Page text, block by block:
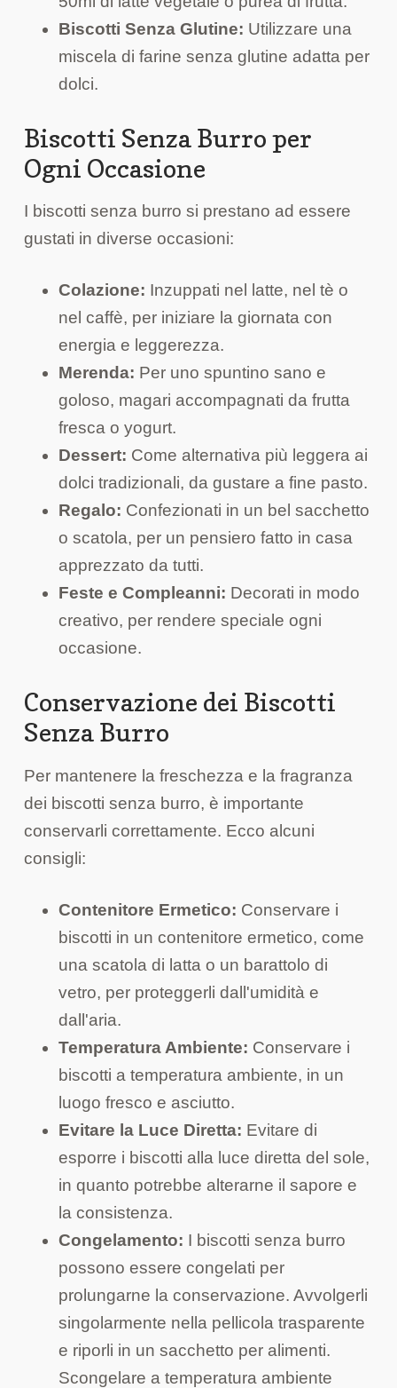
Biscotti Senza Glutine: Utilizzare una
miscela di farine senza glutine adatta per
dolci.
Biscotti Senza Burro per
Ogni Occasione
I biscotti senza burro si prestano ad essere
gustati in diverse occasioni:
Colazione: Inzuppati nel latte, nel tè o
nel caffè, per iniziare la giornata con
energia e leggerezza.
Merenda: Per uno spuntino sano e
goloso, magari accompagnati da frutta
fresca o yogurt.
Dessert: Come alternativa più leggera ai
dolci tradizionali, da gustare a fine pasto.
Regalo: Confezionati in un bel sacchetto
o scatola, per un pensiero fatto in casa
apprezzato da tutti.
Feste e Compleanni: Decorati in modo
creativo, per rendere speciale ogni
occasione.
Conservazione dei Biscotti
Senza Burro
Per mantenere la freschezza e la fragranza
dei biscotti senza burro, è importante
conservarli correttamente. Ecco alcuni
consigli:
Contenitore Ermetico: Conservare i
biscotti in un contenitore ermetico, come
una scatola di latta o un barattolo di
vetro, per proteggerli dall'umidità e
dall'aria.
Temperatura Ambiente: Conservare i
biscotti a temperatura ambiente, in un
luogo fresco e asciutto.
Evitare la Luce Diretta: Evitare di
esporre i biscotti alla luce diretta del sole,
in quanto potrebbe alterarne il sapore e
la consistenza.
Congelamento: I biscotti senza burro
possono essere congelati per
prolungarne la conservazione. Avvolgerli
singolarmente nella pellicola trasparente
e riporli in un sacchetto per alimenti.
Scongelare a temperatura ambiente